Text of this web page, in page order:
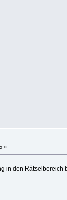
»
in den Rätselbereich